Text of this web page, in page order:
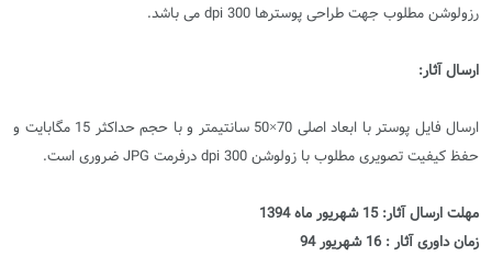
رزولوشن مطلوب جهت طراحی پوسترها 300 dpi می باشد.
ارسال آثار:
ارسال فایل پوستر با ابعاد اصلی 70×50 سانتیمتر و با حجم حداکثر 15 مگابایت و
حفظ کیفیت تصویری مطلوب با زولوشن 300 dpi درفرمت JPG ضروری است.
مهلت ارسال آثار: 15 شهریور ماه 1394
زمان داوری آثار : 16 شهریور 94